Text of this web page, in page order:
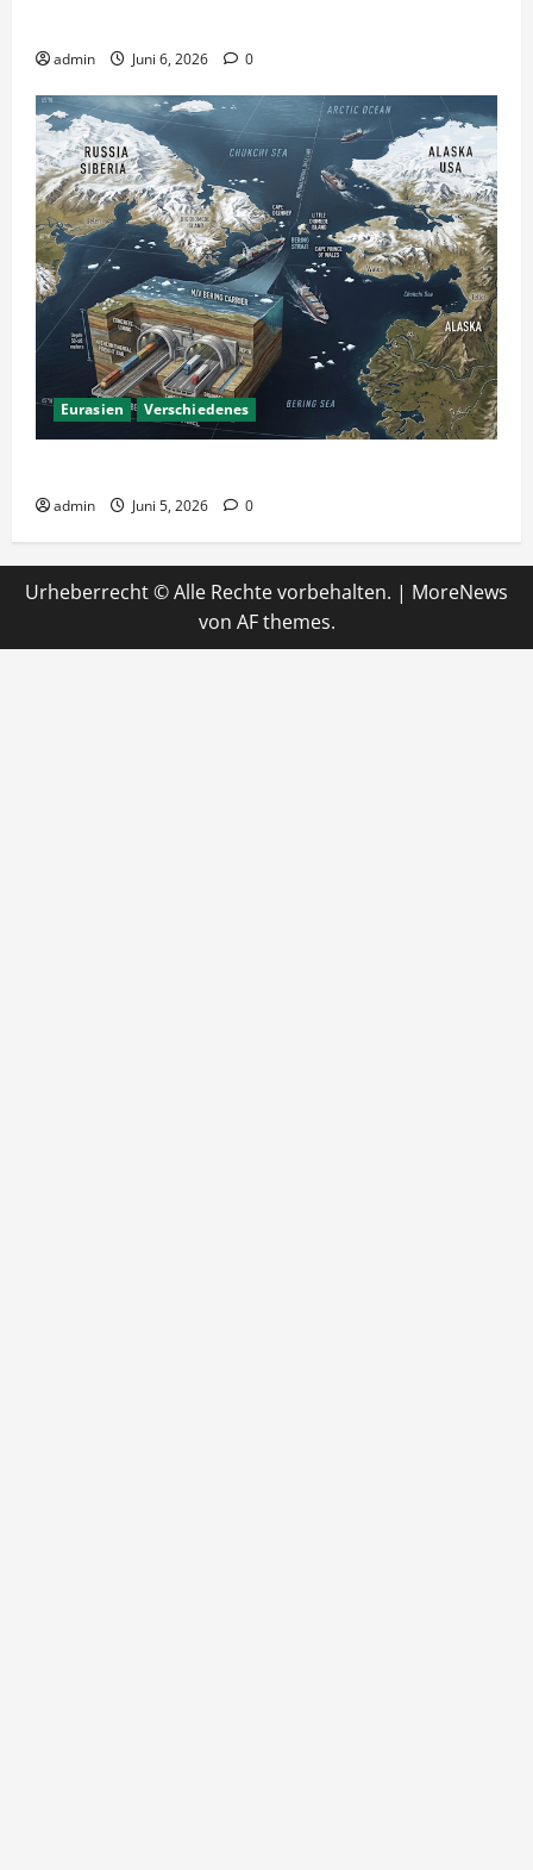
admin Juni 6, 2026 0
Eurasien Verschiedenes
admin Juni 5, 2026 0
Urheberrecht © Alle Rechte vorbehalten. | MoreNews
von AF themes.